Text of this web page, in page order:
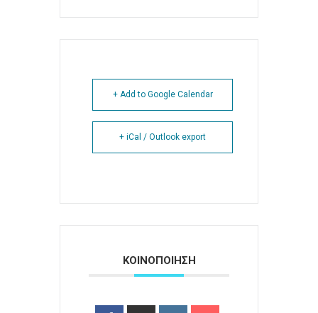
+ Add to Google Calendar
+ iCal / Outlook export
ΚΟΙΝΟΠΟΙΗΣΗ